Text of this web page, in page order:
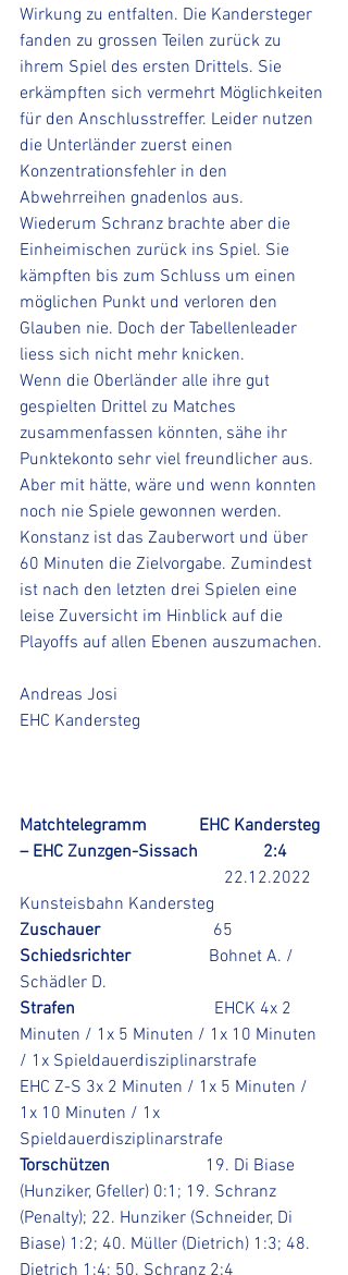
Wirkung zu entfalten. Die Kandersteger
fanden zu grossen Teilen zurück zu
ihrem Spiel des ersten Drittels. Sie
erkämpften sich vermehrt Möglichkeiten
für den Anschlusstreffer. Leider nutzen
die Unterländer zuerst einen
Konzentrationsfehler in den
Abwehrreihen gnadenlos aus.
Wiederum Schranz brachte aber die
Einheimischen zurück ins Spiel. Sie
kämpften bis zum Schluss um einen
möglichen Punkt und verloren den
Glauben nie. Doch der Tabellenleader
liess sich nicht mehr knicken.
Wenn die Oberländer alle ihre gut
gespielten Drittel zu Matches
zusammenfassen könnten, sähe ihr
Punktekonto sehr viel freundlicher aus.
Aber mit hätte, wäre und wenn konnten
noch nie Spiele gewonnen werden.
Konstanz ist das Zauberwort und über
60 Minuten die Zielvorgabe. Zumindest
ist nach den letzten drei Spielen eine
leise Zuversicht im Hinblick auf die
Playoffs auf allen Ebenen auszumachen.
Andreas Josi
EHC Kandersteg
Matchtelegramm            EHC Kandersteg
– EHC Zunzgen-Sissach               2:4
22.12.2022
Kunsteisbahn Kandersteg
Zuschauer 65
Schiedsrichter Bohnet A. /
Schädler D.
Strafen EHCK 4x 2
Minuten / 1x 5 Minuten / 1x 10 Minuten
/ 1x Spieldauerdisziplinarstrafe
EHC Z-S 3x 2 Minuten / 1x 5 Minuten /
1x 10 Minuten / 1x
Spieldauerdisziplinarstrafe
Torschützen 19. Di Biase
(Hunziker, Gfeller) 0:1; 19. Schranz
(Penalty); 22. Hunziker (Schneider, Di
Biase) 1:2; 40. Müller (Dietrich) 1:3; 48.